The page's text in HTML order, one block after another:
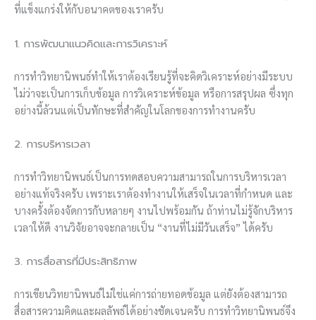
ที่แข็งแกร่งให้กับอนาคตของเราครับ
1. การพัฒนาแนวคิดและการวิเคราะห์
การทำวิทยานิพนธ์ทำให้เราต้องเรียนรู้ที่จะคิดวิเคราะห์อย่างมีระบบ
ไม่ว่าจะเป็นการเก็บข้อมูล การวิเคราะห์ข้อมูล หรือการสรุปผล ซึ่งทุก
อย่างนี้ล้วนแต่เป็นทักษะที่สำคัญในโลกของการทำงานครับ
2. การบริหารเวลา
การทำวิทยานิพนธ์เป็นการทดสอบความสามารถในการบริหารเวลา
อย่างแท้จริงครับ เพราะเราต้องทำงานให้เสร็จในเวลาที่กำหนด และ
บางครั้งต้องจัดการกับหลายๆ งานไปพร้อมกัน ถ้าท่านไม่รู้จักบริหาร
เวลาให้ดี งานวิจัยอาจจะกลายเป็น “งานที่ไม่มีวันเสร็จ” ได้ครับ
3. การสื่อสารที่มีประสิทธิภาพ
การเขียนวิทยานิพนธ์ไม่ใช่แค่การถ่ายทอดข้อมูล แต่ยังต้องสามารถ
สื่อสารความคิดและผลลัพธ์ได้อย่างชัดเจนครับ การทำวิทยานิพนธ์จึง